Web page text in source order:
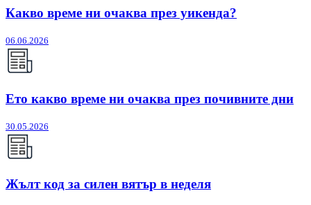
Какво време ни очаква през уикенда?
06.06.2026
Ето какво време ни очаква през почивните дни
30.05.2026
Жълт код за силен вятър в неделя